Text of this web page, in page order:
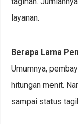
layanan.
Berapa Lama
Umumnya,
hitungan menit.
sampai status